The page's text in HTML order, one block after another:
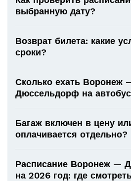
выбранную дату?
Возврат билета: какие
сроки?
Сколько ехать Воронеж
Дюссельдорф на
Багаж включен в цену
оплачивается отдельно?
Расписание Воронеж —
на 2026 год: где